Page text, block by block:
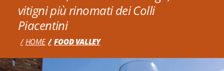
vitigni più rinomati dei Colli
Piacentini
HOME FOOD VALLEY